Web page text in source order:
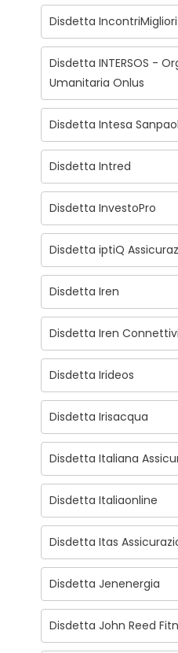
Disdetta IncontriMigliori
Disdetta INTERSOS -
Umanitaria Onlus
Disdetta Intesa
Disdetta Intred
Disdetta InvestoPro
Disdetta iptiQ
Disdetta Iren
Disdetta Iren
Disdetta Irideos
Disdetta Irisacqua
Disdetta Italiana
Disdetta Italiaonline
Disdetta Itas
Disdetta Jenenergia
Disdetta John Reed